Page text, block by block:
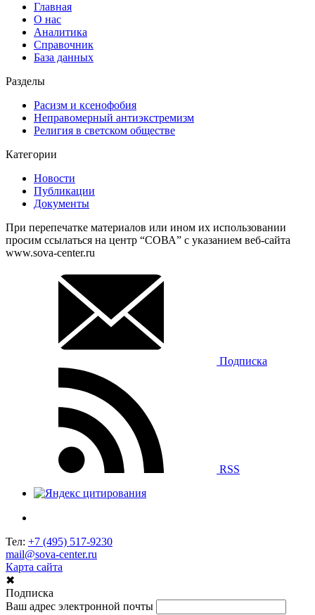
Главная
О нас
Аналитика
Справочник
База данных
Разделы
Расизм и ксенофобия
Неправомерный антиэкстремизм
Религия в светском обществе
Категории
Новости
Публикации
Документы
При перепечатке материалов или ином их использовании
просим ссылаться на центр “СОВА” с указанием веб-сайта
www.sova-center.ru
Подписка
RSS
Тел: +7 (495) 517-9230
mail@sova-center.ru
Карта сайта
✖
Подписка
Ваш адрес электронной почты